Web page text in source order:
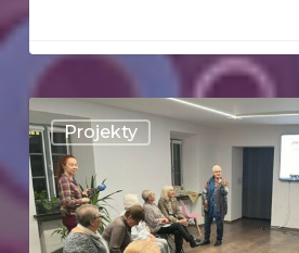
Projekty
Fasty
–
kolejne
historie